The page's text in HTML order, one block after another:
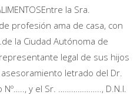
la Sra.
profesión ama de casa, con
la Ciudad Autónoma de
legal de sus hijos
letrado del Dr.
y el Sr. ……………….., D.N.I.